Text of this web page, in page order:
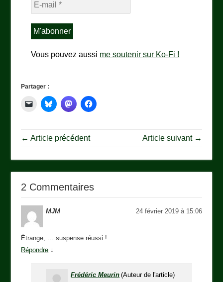
Vous pouvez aussi me soutenir sur Ko-Fi !
Partager :
← Article précédent Article suivant →
2 Commentaires
MJM 24 février 2019 à 15:06
Étrange, … suspense réussi !
Répondre ↓
Frédéric Meurin (Auteur de l'article)